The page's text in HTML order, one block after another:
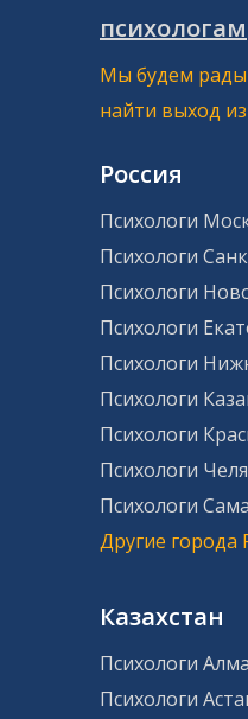
психологам
Мы будем
найти выход
Россия
Психологи
Психологи
Психологи
Психологи
Психологи
Психологи
Психологи
Психологи
Психологи
Другие города
Казахстан
Психологи
Психологи